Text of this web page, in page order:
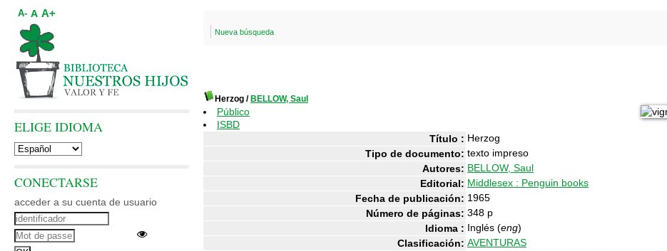
Nueva búsqueda
Herzog / BELLOW, Saul
Público
ISBD
Título : Herzog
Tipo de documento: texto impreso
Autores: BELLOW, Saul
Editorial: Middlesex : Penguin books
Fecha de publicación: 1965
Número de páginas: 348 p
Idioma : Inglés (eng)
Clasificación: AVENTURAS
A- A A+
ELIGE IDIOMA
CONECTARSE
acceder a su cuenta de usuario